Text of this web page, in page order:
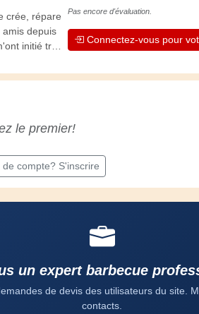
crée, répare
depuis
initié très
! Elle
progresser.
Pas encore d'évaluation.
Connectez-vous pour
le premier!
de compte? S'inscrire
un expert barbecue
de devis des utilisateurs du site.
contacts.